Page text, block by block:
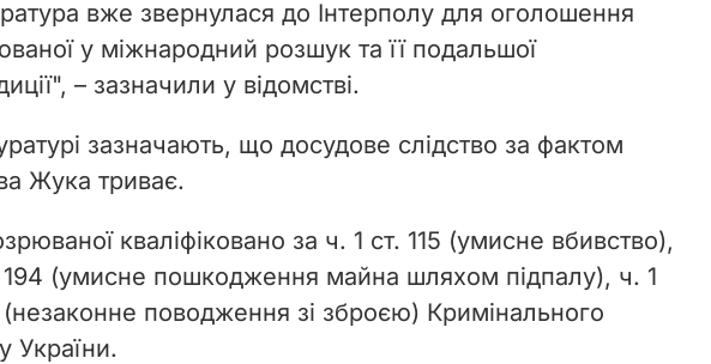
i
d
e
вже звернулася до Інтерполу для оголошення
у міжнародний розшук та її подальшої
– зазначили у відомстві.
зазначають, що досудове слідство за фактом
Жука триває.
кваліфіковано за ч. 1 ст. 115 (умисне вбивство),
194 (умисне пошкодження майна шляхом підпалу), ч. 1
(незаконне поводження зі зброєю) Кримінального
України.